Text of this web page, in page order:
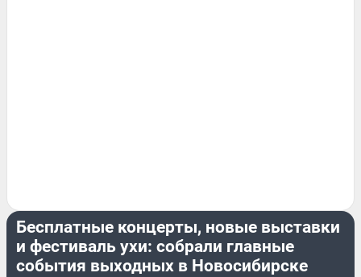
Бесплатные концерты, новые выставки
и фестиваль ухи: собрали главные
события выходных в Новосибирске